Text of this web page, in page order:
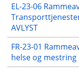
EL-23-06
AVLYST
FR-23-01
helse og mestring